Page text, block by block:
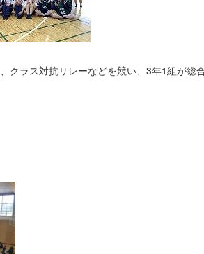
ラス対抗リレーなどを競い、3年1組が総